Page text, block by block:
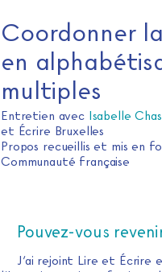
Coordonner
en
multiples
Entretien avec Isabelle
et Écrire Bruxelles
Propos recueillis et mis en
Communauté française
Pouvez-vous
J’ai rejoint Lire et Écrire